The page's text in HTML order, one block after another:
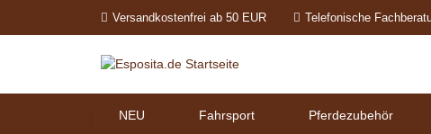
Versandkostenfrei ab 50 EUR Telefonische
NEU Fahrsport Pferdezubehör